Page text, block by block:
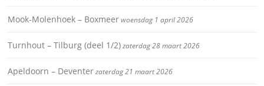
Mook-Molenhoek – Boxmeerwoensdag 1 april 2026
Turnhout – Tilburg (deel 1/2)zaterdag 28 maart 2026
Apeldoorn – Deventerzaterdag 21 maart 2026